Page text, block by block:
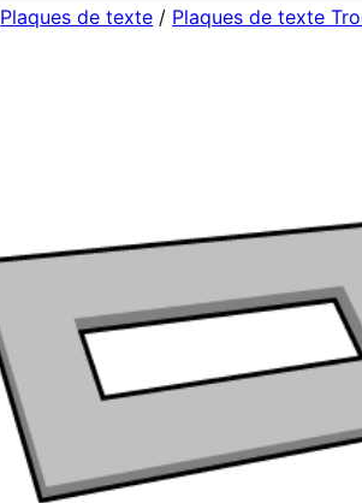
Plaques de texte / Plaques de texte